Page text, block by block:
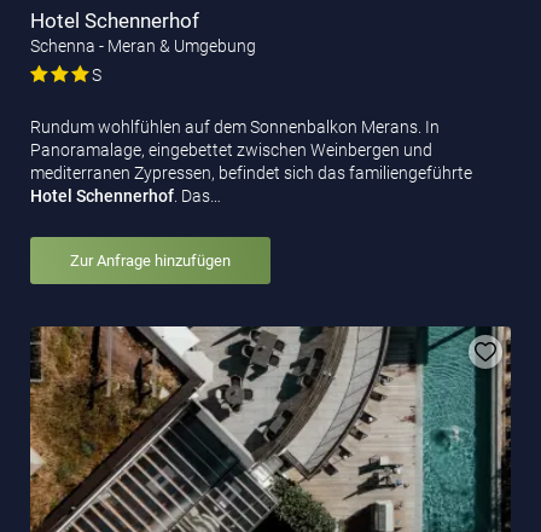
Hotel Schennerhof
Schenna - Meran & Umgebung
S
Rundum wohlfühlen auf dem Sonnenbalkon Merans. In
Panoramalage, eingebettet zwischen Weinbergen und
mediterranen Zypressen, befindet sich das familiengeführte
Hotel Schennerhof . Das…
Zur Anfrage hinzufügen